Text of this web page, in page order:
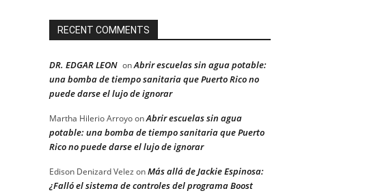
RECENT COMMENTS
DR. EDGAR LEON onAbrir escuelas sin agua potable:
una bomba de tiempo sanitaria que Puerto Rico no
puede darse el lujo de ignorar
Martha Hilerio ArroyoonAbrir escuelas sin agua
potable: una bomba de tiempo sanitaria que Puerto
Rico no puede darse el lujo de ignorar
Edison Denizard Velez onMás allá de Jackie Espinosa:
¿Falló el sistema de controles del programa Boost